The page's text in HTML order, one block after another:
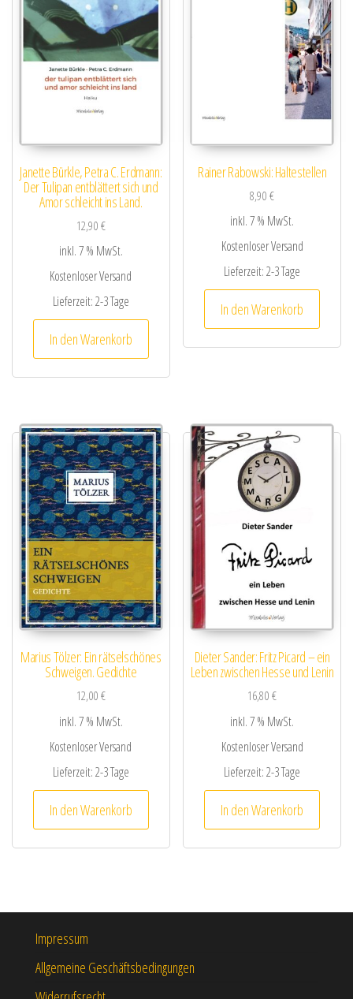
Janette Bürkle, Petra C. Erdmann:
Der Tulipan entblättert sich und
Amor schleicht ins Land.
12,90€
inkl. 7 % MwSt.
Kostenloser Versand
Lieferzeit:2-3 Tage
In den Warenkorb
Rainer Rabowski: Haltestellen
8,90€
inkl. 7 % MwSt.
Kostenloser Versand
Lieferzeit:2-3 Tage
In den Warenkorb
Marius Tölzer: Ein rätselschönes
Schweigen. Gedichte
12,00€
inkl. 7 % MwSt.
Kostenloser Versand
Lieferzeit:2-3 Tage
In den Warenkorb
Dieter Sander: Fritz Picard – ein
Leben zwischen Hesse und Lenin
16,80€
inkl. 7 % MwSt.
Kostenloser Versand
Lieferzeit:2-3 Tage
In den Warenkorb
Impressum
Allgemeine Geschäftsbedingungen